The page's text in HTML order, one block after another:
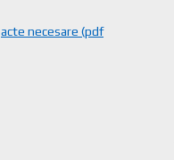
acte necesare (pdf